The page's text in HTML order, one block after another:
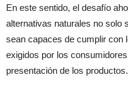
En este sentido, el desafío
alternativas naturales no solo
sean capaces de cumplir con
exigidos por los
presentación de los productos.